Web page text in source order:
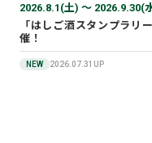
2026.8.1(土) 〜 2026.9.30(
「はしご酒スタンプラリ
催！
NEW 2026.07.31UP